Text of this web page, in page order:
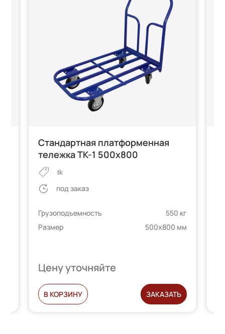
Стандартная платформенная
тележка ТК-1 500х800
tk
под заказ
Грузоподъемность
550 кг
Размер
500х800 мм
Цену уточняйте
В КОРЗИНУ ЗАКАЗАТЬ